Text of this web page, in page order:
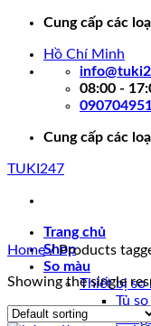
Skip
content
Cung cấp các
Hồ Chí Minh
08:00 -
Cung cấp các
TUKI247
Trang chủ
Shop
So màu
Thiết bị so
Tủ
Home /Products
Showing the single